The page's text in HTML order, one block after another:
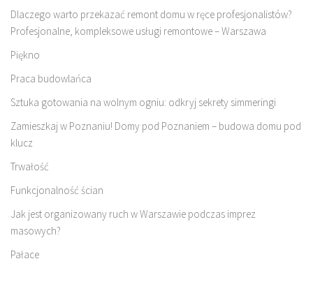
Dlaczego warto przekazać remont domu w ręce profesjonalistów?
Profesjonalne, kompleksowe usługi remontowe – Warszawa
Piękno
Praca budowlańca
Sztuka gotowania na wolnym ogniu: odkryj sekrety simmeringi
Zamieszkaj w Poznaniu! Domy pod Poznaniem – budowa domu pod
klucz
Trwałość
Funkcjonalność ścian
Jak jest organizowany ruch w Warszawie podczas imprez
masowych?
Pałace